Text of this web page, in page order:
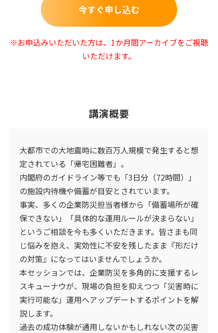
今すぐ申し込む
※お申込みいただいた方は、1か月間アーカイブをご視聴
いただけます。
講演概要
大都市での大地震時に数百万人規模で発生すると想
定されている「帰宅困難者」。
内閣府のガイドライン等でも「3日分（72時間）」
の施設内待機や備蓄が目安とされています。
事実、多くの企業防災担当者様から「備蓄場所が確
保できない」「具体的な運用ルールが決まらない」
というご相談を今も多くいただきます。皆さまも同
じ悩みを抱え、実効性に不安を残したまま『形だけ
の対策』になってはいませんでしょうか。
本セッションでは、企業防災を多角的に支援するレ
スキューナウが、現場の負担を抑えつつ「災害時に
実行可能な」運用へアップデートするポイントを解
説します。
過去の成功体験が通用しないかもしれない次の災害